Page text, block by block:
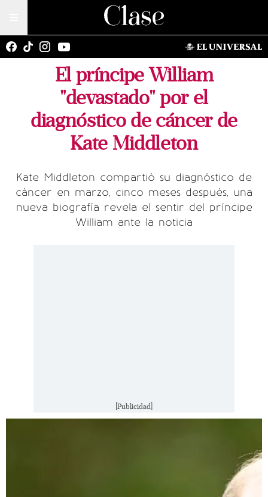
El príncipe William
"devastado" por el
diagnóstico de cáncer de
Kate Middleton
Kate Middleton compartió su diagnóstico de
cáncer en marzo, cinco meses después, una
nueva biografía revela el sentir del príncipe
William ante la noticia
[Publicidad]